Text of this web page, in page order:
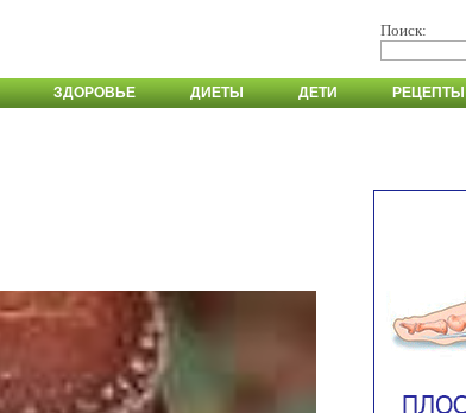
Поиск:
ЗДОРОВЬЕ ДИЕТЫ ДЕТИ РЕЦЕПТЫ